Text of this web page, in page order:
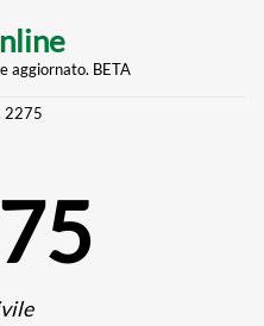
aggiornato. BETA
2275